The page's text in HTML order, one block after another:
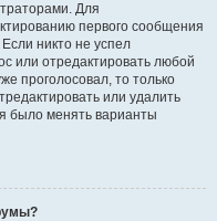
Для
первого сообщения
никто не успел
или отредактировать любой
проголосовал, то только
или удалить
было менять варианты